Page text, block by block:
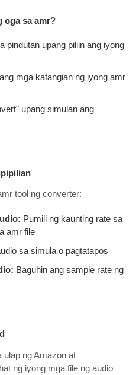
oga sa amr?
pindutan upang piliin ang iyong
mga katangian ng iyong amr
upang simulan ang
tool ng converter:
Pumili ng kaunting rate sa
amr file
sa simula o pagtatapos
Baguhin ang sample rate ng
ulap ng Amazon at
ng iyong mga file ng audio